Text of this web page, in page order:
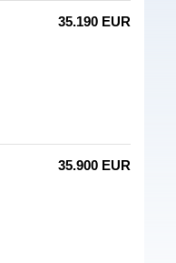
35.190 EUR
35.900 EUR